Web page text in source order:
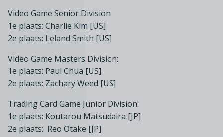
Video Game Senior Division:
1e plaats: Charlie Kim [US]
2e plaats: Leland Smith [US]
Video Game Masters Division:
1e plaats: Paul Chua [US]
2e plaats: Zachary Weed [US]
Trading Card Game Junior Division:
1e plaats: Koutarou Matsudaira [JP]
2e plaats: Reo Otake [JP]